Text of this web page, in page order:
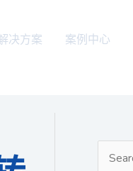
决方案 案例中心